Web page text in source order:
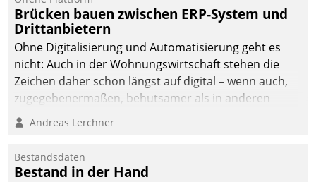
Brücken bauen zwischen ERP-System und
Drittanbietern
Ohne Digitalisierung und Automatisierung geht es
nicht: Auch in der Wohnungswirtschaft stehen die
Zeichen daher schon längst auf digital – wenn auch,
zugegebenermaßen, behutsamer als in anderen
Branchen.
Andreas Lerchner
Bestandsdaten
Bestand in der Hand